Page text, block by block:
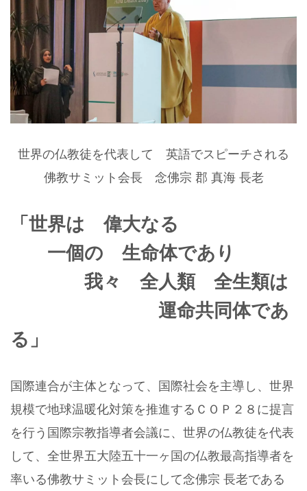
世界の仏教徒を代表して 英語でスピーチされる
佛教サミット会長 念佛宗 郡 真海 長老
「世界は 偉大なる
一個の 生命体であり
我々 全人類 全生類は
運命共同体であ
る」
国際連合が主体となって、国際社会を主導し、世界
規模で地球温暖化対策を推進するＣＯＰ２８に提言
を行う国際宗教指導者会議に、世界の仏教徒を代表
して、全世界五大陸五十一ヶ国の仏教最高指導者を
率いる佛教サミット会長にして念佛宗 長老である